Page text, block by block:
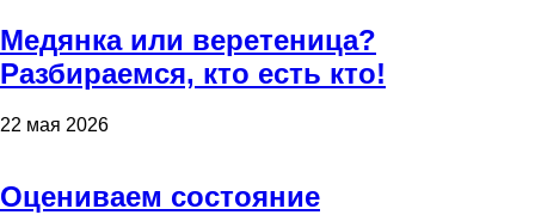
Медянка или веретеница?
Разбираемся, кто есть кто!
22 мая 2026
Оцениваем состояние